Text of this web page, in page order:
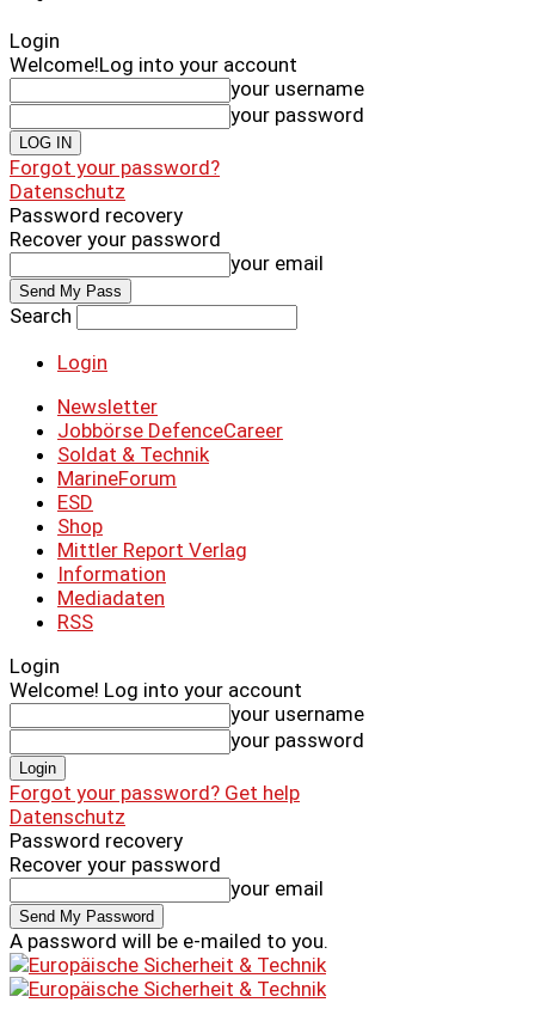
Login
Welcome!Log into your account
your username
your password
Forgot your password?
Datenschutz
Password recovery
Recover your password
your email
Search
Login
Newsletter
Jobbörse DefenceCareer
Soldat & Technik
MarineForum
ESD
Shop
Mittler Report Verlag
Information
Mediadaten
RSS
Login
Welcome! Log into your account
your username
your password
Forgot your password? Get help
Datenschutz
Password recovery
Recover your password
your email
A password will be e-mailed to you.